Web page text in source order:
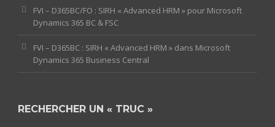
FVI – D365BC/FO : SIRH « Advanced HRM » pour Microsoft
Dynamics 365 BC & FSC
FVI – D365BC : SIRH « Advanced HRM » dans Microsoft
Dynamics 365 Business Central
RECHERCHER UN « TRUC »